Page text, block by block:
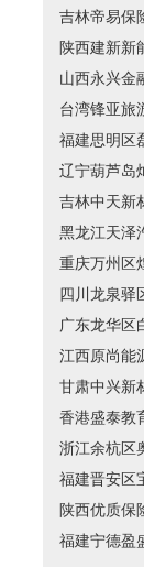
吉林帝易保
陕西建新新
山西永兴金
台湾锋亚旅
福建思明区
辽宁葫芦岛
吉林中天新
黑龙江天泽
重庆万州区
四川龙泉驿
广东龙华区
江西原尚能
甘肃中兴新
香港盛泰教
浙江余杭区
福建晋安区
陕西优质保
福建宁德盈